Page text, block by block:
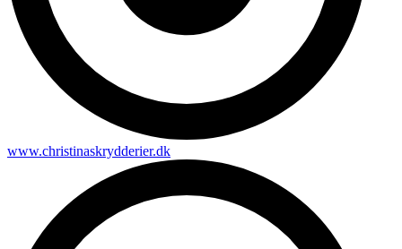
www.christinaskrydderier.dk